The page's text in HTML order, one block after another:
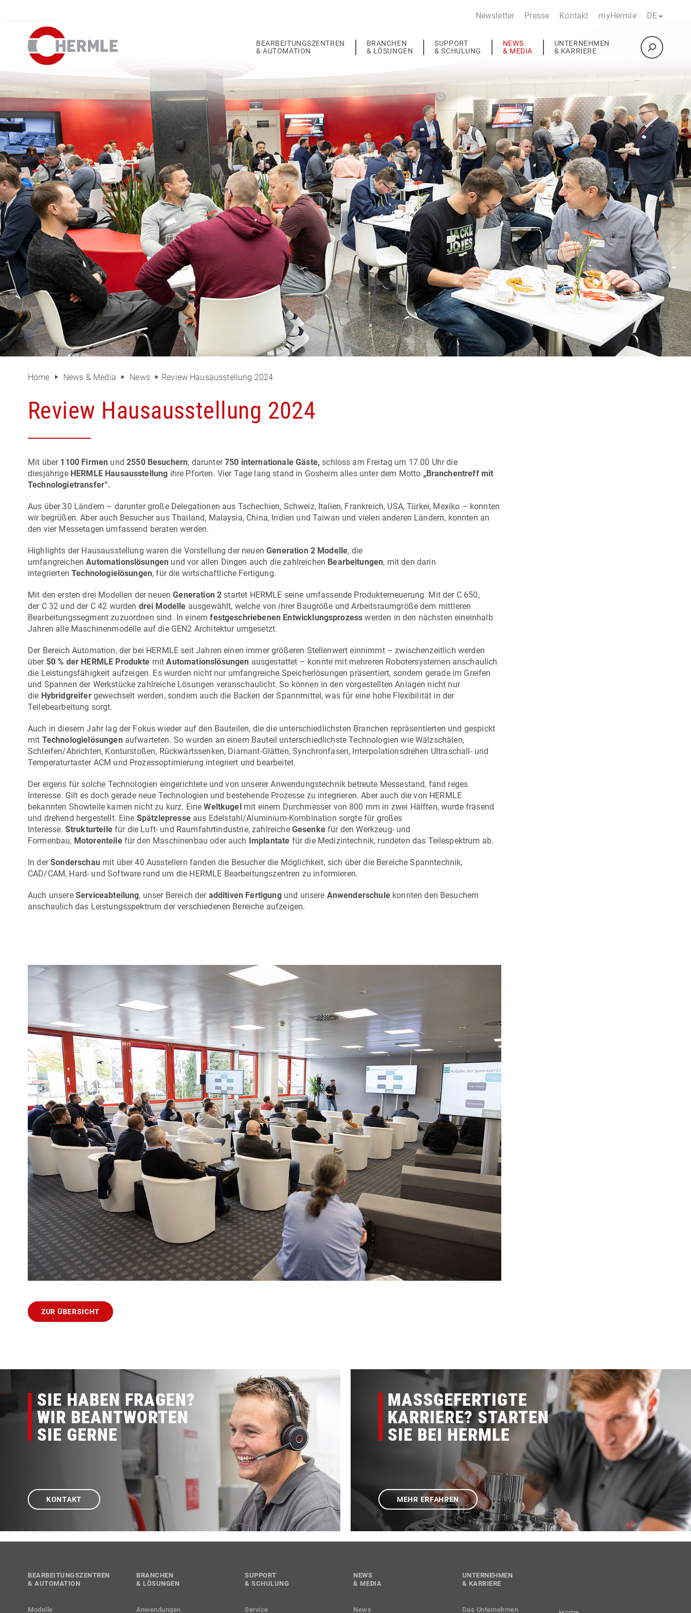
Newsletter Presse Kontakt myHermle DE
BEARBEITUNGSZENTREN
& AUTOMATION
BRANCHEN
& LÖSUNGEN
SUPPORT
& SCHULUNG
NEWS
& MEDIA
UNTERNEHMEN
& KARRIERE
Das HERMLE Magazin
Das Unternehmen
Einkauf
Organigramm
Compliance
Investor Relations
Karriere
Home News & Media News Review Hausausstellung 2024
Review Hausausstellung 2024
Mit über 1100 Firmen und2550 Besuchern, darunter750 internationale Gäste,schloss am Freitag um 17.00 Uhr die
diesjährige HERMLE Hausausstellung ihre Pforten. Vier Tage lang stand in Gosheim alles unter dem Motto „Branchentreff mit
Technologietransfer“.
Aus über 30 Ländern – darunter große Delegationen aus Tschechien, Schweiz, Italien, Frankreich, USA, Türkei, Mexiko – konnten
wir begrüßen. Aber auch Besucher aus Thailand, Malaysia, China, Indien und Taiwan und vielen anderen Ländern, konnten an
den vier Messetagen umfassend beraten werden.
Highlights der Hausausstellung waren die Vorstellung der neuenGeneration 2 Modelle, die
umfangreichenAutomationslösungen und vor allen Dingen auch die zahlreichen Bearbeitungen, mit den darin
integriertenTechnologielösungen, für die wirtschaftliche Fertigung.
Mit den ersten drei Modellen der neuenGeneration 2 startet HERMLE seine umfassende Produkterneuerung. Mit der C 650,
der C 32 und der C 42 wurden drei Modelle ausgewählt, welche von ihrer Baugröße und Arbeitsraumgröße dem mittleren
Bearbeitungssegment zuzuordnen sind. In einemfestgeschriebenen Entwicklungsprozess werden in den nächsten eineinhalb
Jahren alle Maschinenmodelle auf die GEN2 Architektur umgesetzt.
Der Bereich Automation, der bei HERMLE seit Jahren einen immer größeren Stellenwert einnimmt – zwischenzeitlich werden
über 50 % der HERMLE Produkte mitAutomationslösungen ausgestattet – konnte mit mehreren Robotersystemen anschaulich
die Leistungsfähigkeit aufzeigen. Es wurden nicht nur umfangreiche Speicherlösungen präsentiert, sondern gerade im Greifen
und Spannen der Werkstücke zahlreiche Lösungen veranschaulicht. So können in den vorgestellten Anlagen nicht nur
die Hybridgreifer gewechselt werden, sondern auch die Backen der Spannmittel, was für eine hohe Flexibilität in der
Teilebearbeitung sorgt.
Auch in diesem Jahr lag der Fokus wieder auf den Bauteilen, die die unterschiedlichsten Branchen repräsentierten und gespickt
mit Technologielösungen aufwarteten. So wurden an einem Bauteil unterschiedlichste Technologien wie Wälzschälen,
Schleifen/Abrichten, Konturstoßen, Rückwärtssenken, Diamant-Glätten, Synchronfasen, Interpolationsdrehen Ultraschall- und
Temperaturtaster ACM und Prozessoptimierung integriert und bearbeitet.
Der eigens für solche Technologien eingerichtete und von unserer Anwendungstechnik betreute Messestand, fand reges
Interesse. Gilt es doch gerade neue Technologien und bestehende Prozesse zu integrieren. Aber auch die von HERMLE
bekannten Showteile kamen nicht zu kurz. EineWeltkugelmit einem Durchmesser von 800 mm in zwei Hälften, wurde fräsend
und drehend hergestellt. Eine Spätzlepresseaus Edelstahl/Aluminium-Kombination sorgte für großes
Interesse. Strukturteilefür die Luft- und Raumfahrtindustrie, zahlreiche Gesenkefür den Werkzeug- und
Formenbau, Motorenteilefür den Maschinenbau oder auch Implantate für die Medizintechnik, rundeten das Teilespektrum ab.
In derSonderschau mit über 40 Ausstellern fanden die Besucher die Möglichkeit, sich über die Bereiche Spanntechnik,
CAD/CAM, Hard- und Software rund um die HERMLE Bearbeitungszentren zu informieren.
Auch unsere Serviceabteilung, unser Bereich der additiven Fertigung und unsere Anwenderschulekonnten den Besuchern
anschaulich das Leistungsspektrum der verschiedenen Bereiche aufzeigen.
ZUR ÜBERSICHT
SIE HABEN FRAGEN?
WIR BEANTWORTEN
SIE GERNE
KONTAKT
MASSGEFERTIGTE
KARRIERE? STARTEN
SIE BEI HERMLE
MEHR ERFAHREN
BEARBEITUNGSZENTREN
& AUTOMATION
Modelle
BRANCHEN
& LÖSUNGEN
Anwendungen
SUPPORT
& SCHULUNG
Service
NEWS
& MEDIA
News
UNTERNEHMEN
& KARRIERE
Das Unternehmen